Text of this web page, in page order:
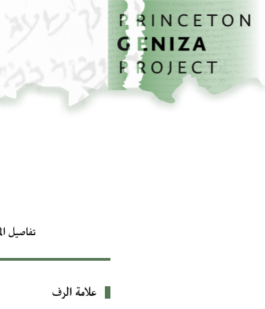
تخطي إلى المحتوى الرئيسي
الصفحة الرئيسية
تفاصيل
بيانات التعريف
علامة الرف